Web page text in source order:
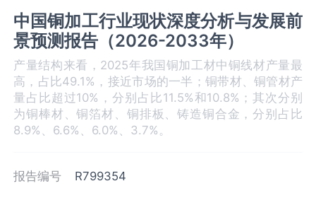
中国铜加工行业现状深度分析与发展前
景预测报告（2026-2033年）
产量结构来看，2025年我国铜加工材中铜线材产量最
高，占比49.1%，接近市场的一半；铜带材、铜管材产
量占比超过10%，分别占比11.5%和10.8%；其次分别
为铜棒材、铜箔材、铜排板、铸造铜合金，分别占比
8.9%、6.6%、6.0%、3.7%。
报告编号 R799354